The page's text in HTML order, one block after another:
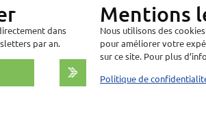
dans
par an.
Mentions
Nous utilisons des cookies
pour améliorer votre
sur ce site. Pour plus
Politique de